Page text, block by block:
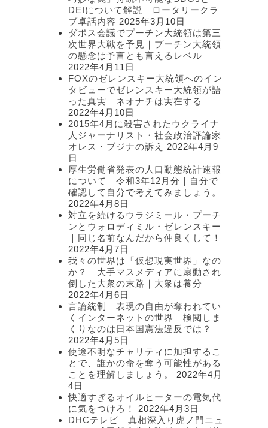
DEIについて解説 ロータリークラ
ブ卓話内容 2025年3月10日
ダボス会議でプーチン大統領は第三
次世界大戦を予見｜プーチン大統領
の懸念は予言とも言えるレベル
2022年4月11日
FOXのゼレンスキー大統領へのイン
タビューでゼレンスキー大統領が語
った真実｜ネオナチは実在する
2022年4月10日
2015年4月に殺害されたウクライナ
人ジャーナリスト・社会政治評論家
オレス・ブジナの訴え
2022年4月9
日
厚生労働省発表の人口動態統計速報
について｜令和3年12月分｜自分で
確認して自分で考えてみましょう。
2022年4月8日
対立を続けるウラジミール・プーチ
ンとウォロディミル・ゼレンスキー
｜同じ名前なんだから仲良くして！
2022年4月7日
我々の世界は「仮想現実世界」なの
か？｜大手マスメディアに扇動され
倒した大衆の末路｜大衆は養分
2022年4月6日
言論統制｜表現の自由が奪われてい
くインターネットの世界｜検閲しま
くりなのは日本国憲法違反では？
2022年4月5日
使途不明なチャリティに加担するこ
とで、誰かの命を奪う可能性がある
ことを理解しましょう。
2022年4月
4日
快適すぎるオイルヒーターの電気代
に気をつけろ！
2022年4月3日
DHCテレビ｜真相深入り虎ノ門ニュ